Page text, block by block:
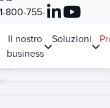
800-755-
Il nostro
business
Soluzioni